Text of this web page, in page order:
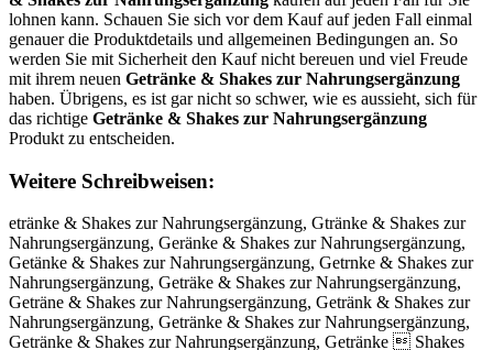
lohnen kann. Schauen Sie sich vor dem Kauf auf jeden Fall einmal
genauer die Produktdetails und allgemeinen Bedingungen an. So
werden Sie mit Sicherheit den Kauf nicht bereuen und viel Freude
mit ihrem neuen Getränke & Shakes zur Nahrungsergänzung
haben. Übrigens, es ist gar nicht so schwer, wie es aussieht, sich für
das richtige Getränke & Shakes zur Nahrungsergänzung
Produkt zu entscheiden.
Weitere Schreibweisen:
etränke & Shakes zur Nahrungsergänzung, Gtränke & Shakes zur Nahrungsergänzung, Geränke & Shakes zur Nahrungsergänzung, Getänke & Shakes zur Nahrungsergänzung, Getrnke & Shakes zur Nahrungsergänzung, Geträke & Shakes zur Nahrungsergänzung, Geträne & Shakes zur Nahrungsergänzung, Getränk & Shakes zur Nahrungsergänzung, Getränke & Shakes zur Nahrungsergänzung, Getränke & Shakes zur Nahrungsergänzung, Getränke  Shakes zur Nahrungsergänzung, Getränke  Shakes zur Nahrungsergänzung, Getränke & hakes zur Nahrungsergänzung, Getränke & Sakes zur Nahrungsergänzung, Getränke & Shkes zur Nahrungsergänzung, Getränke & Shaes zur Nahrungsergänzung, Getränke & Shaks zur Nahrungsergänzung, Getränke & Shake zur Nahrungsergänzung, Getränke & Shakes ur Nahrungsergänzung, Getränke & Shakes zr Nahrungsergänzung, Getränke & Shakes zu Nahrungsergänzung, Getränke & Shakes zur ahrungsergänzung, Getränke & Shakes zur Nhrungsergänzung, Getränke & Shakes zur Narungsergänzung, Getränke & Shakes zur Nahungsergänzung, Getränke & Shakes zur Nahrngsergänzung, Getränke & Shakes zur Nahrugsergänzung, Getränke & Shakes zur Nahrunsergänzung, Getränke & Shakes zur Nahrungergänzung, Getränke & Shakes zur Nahrungsrgänzung, Getränke & Shakes zur Nahrungsegänzung, Getränke & Shakes zur Nahrungseränzung, Getränke & Shakes zur Nahrungsergnzung, Getränke & Shakes zur Nahrungsergäzung, Getränke & Shakes zur Nahrungsergänung, Getränke & Shakes zur Nahrungsergänzng, Getränke & Shakes zur Nahrungsergänzug, Getränke & Shakes zur Nahrungsergänzun, GGetränke & Shakes zur Nahrungsergänzung, Geetränke & Shakes zur Nahrungsergänzung, Gettränke & Shakes zur Nahrungsergänzung, Getrränke & Shakes zur Nahrungsergänzung, Geträänke & Shakes zur Nahrungsergänzung, Getrännke & Shakes zur Nahrungsergänzung, Getränkke & Shakes zur Nahrungsergänzung, Getränkee & Shakes zur Nahrungsergänzung, Getränke & Shakes zur Nahrungsergänzung, Getränke Œ Shakes zur Nahrungsergänzung, Getränke Ƅ Shakes zur Nahrungsergänzung, Getränke & SShakes zur Nahrungsergänzung, Getränke & Shhakes zur Nahrungsergänzung, Getränke & Shaakes zur Nahrungsergänzung, Getränke & Shakkes zur Nahrungsergänzung, Getränke & Shakees zur Nahrungsergänzung, Getränke & Shakess zur Nahrungsergänzung, Getränke & Shakes zzur Nahrungsergänzung, Getränke & Shakes zuur Nahrungsergänzung, Getränke & Shakes zurr Nahrungsergänzung, Getränke & Shakes zur NNahrungsergänzung, Getränke & Shakes zur Naahrungsergänzung, Getränke & Shakes zur Nahhrungsergänzung, Getränke & Shakes zur Nahrrungsergänzung, Getränke & Shakes zur Nahruungsergänzung, Getränke & Shakes zur Nahrunngsergänzung, Getränke & Shakes zur Nahrunggsergänzung, Getränke & Shakes zur Nahrungssergänzung, Getränke & Shakes zur Nahrungseergänzung, Getränke & Shakes zur Nahrungserrgänzung, Getränke & Shakes zur Nahrungserggänzung, Getränke & Shakes zur Nahrungsergäänzung, Getränke & Shakes zur Nahrungsergännzung, Getränke & Shakes zur Nahrungsergänzzung, Getränke & Shakes zur Nahrungsergänzuung, Getränke & Shakes zur Nahrungsergänzunng, Getränke & Shakes zur Nahrungsergänzungg, eGtränke & Shakes zur Nahrungsergänzung, Gteränke & Shakes zur Nahrungsergänzung, Gertänke & Shakes zur Nahrungsergänzung, Getärnke & Shakes zur Nahrungsergänzung, Getrnäke & Shakes zur Nahrungsergänzung, Geträkne & Shakes zur Nahrungsergänzung, Getränek & Shakes zur Nahrungsergänzung, Getränk e& Shakes zur Nahrungsergänzung, Getränke&# 038; Shakes zur Nahrungsergänzung, Getränke Ĵ Shakes zur Nahrungsergänzung, Getränke S Shakes zur Nahrungsergänzung, Getränke 8 Shakes zur Nahrungsergänzung, Getränke &S hakes zur Nahrungsergänzung, Getränke & hSakes zur Nahrungsergänzung, Getränke & Sahkes zur Nahrungsergänzung, Getränke & Shkaes zur Nahrungsergänzung, Getränke & Shaeks zur Nahrungsergänzung, Getränke & Shakse zur Nahrungsergänzung, Getränke & Shake szur Nahrungsergänzung, Getränke & Shakesz ur Nahrungsergänzung, Getränke & Shakes uzr Nahrungsergänzung, Getränke & Shakes zru Nahrungsergänzung, Getränke & Shakes zu rNahrungsergänzung, Getränke & Shakes zurN ahrungsergänzung, Getränke & Shakes zur aNhrungsergänzung, Getränke & Shakes zur Nharungsergänzung, Getränke & Shakes zur Narhungsergänzung, Getränke & Shakes zur Nahurngsergänzung, Getränke & Shakes zur Nahrnugsergänzung, Getränke & Shakes zur Nahrugnsergänzung, Getränke & Shakes zur Nahrunsgergänzung, Getränke & Shakes zur Nahrungesrgänzung, Getränke & Shakes zur Nahrungsregänzung, Getränke & Shakes zur Nahrungsegränzung, Getränke & Shakes zur Nahrungserägnzung, Getränke & Shakes zur Nahrungsergnäzung, Getränke & Shakes zur Nahrungsergäznung, Getränke & Shakes zur Nahrungsergänuzng, Getränke & Shakes zur Nahrungsergänznug, Getränke & Shakes zur Nahrungsergänzugn, Getränke& Shakes zur Nahrungsergänzung, Getränke &Shakes zur Nahrungsergänzung, Getränke & Shakeszur Nahrungsergänzung, Getränke & Shakes zurNahrungsergänzung, Retränke & Shakes zur Nahrungsergänzung, Fetränke & Shakes zur Nahrungsergänzung, Vetränke & Shakes zur Nahrungsergänzung, Tetränke & Shakes zur Nahrungsergänzung, Betränke & Shakes zur Nahrungsergänzung, Yetränke & Shakes zur Nahrungsergänzung, Hetränke & Shakes zur Nahrungsergänzung, Netränke & Shakes zur Nahrungsergänzung, Gwtränke & Shakes zur Nahrungsergänzung, Gstränke & Shakes zur Nahrungsergänzung, Gdtränke & Shakes zur Nahrungsergänzung, Gftränke & Shakes zur Nahrungsergänzung, Grtränke & Shakes zur Nahrungsergänzung, G3tränke & Shakes zur Nahrungsergänzung, G4tränke & Shakes zur Nahrungsergänzung, Gerränke & Shakes zur Nahrungsergänzung, Gefränke & Shakes zur Nahrungsergänzung, Gegränke & Shakes zur Nahrungsergänzung, Gehränke & Shakes zur Nahrungsergänzung, Geyränke & Shakes zur Nahrungsergänzung, Ge5ränke & Shakes zur Nahrungsergänzung, Ge6ränke & Shakes zur Nahrungsergänzung, Geteänke & Shakes zur Nahrungsergänzung, Getdänke & Shakes zur Nahrungsergänzung, Getfänke & Shakes zur Nahrungsergänzung, Getgänke & Shakes zur Nahrungsergänzung, Gettänke & Shakes zur Nahrungsergänzung, Get4änke & Shakes zur Nahrungsergänzung, Get5änke & Shakes zur Nahrungsergänzung, Getrönke & Shakes zur Nahrungsergänzung, Getrpnke & Shakes zur Nahrungsergänzung, Getrünke & Shakes zur Nahrungsergänzung, Geträ ke & Shakes zur Nahrungsergänzung, Geträbke & Shakes zur Nahrungsergänzung, Geträgke & Shakes zur Nahrungsergänzung, Geträhke & Shakes zur Nahrungsergänzung, Geträjke & Shakes zur Nahrungsergänzung, Geträmke & Shakes zur Nahrungsergänzung, Getränue & Shakes zur Nahrungsergänzung, Getränje & Shakes zur Nahrungsergänzung, Getränme & Shakes zur Nahrungsergänzung, Getränle & Shakes zur Nahrungsergänzung, Getränoe & Shakes zur Nahrungsergänzung, Getränkw & Shakes zur Nahrungsergänzung, Getränks & Shakes zur Nahrungsergänzung, Getränkd & Shakes zur Nahrungsergänzung, Getränkf & Shakes zur Nahrungsergänzung, Getränkr & Shakes zur Nahrungsergänzung, Getränk3 & Shakes zur Nahrungsergänzung, Getränk4 & Shakes zur Nahrungsergänzung, Getränke &#o38; Shakes zur Nahrungsergänzung, Getränke &#p38; Shakes zur Nahrungsergänzung, Getränke �w8; Shakes zur Nahrungsergänzung, Getränke �e8; Shakes zur Nahrungsergänzung, Getränke �r8; Shakes zur Nahrungsergänzung, Getränke u; Shakes zur Nahrungsergänzung, Getränke i; Shakes zur Nahrungsergänzung, Getränke o; Shakes zur Nahrungsergänzung, Getränke & Qhakes zur Nahrungsergänzung, Getränke & Whakes zur Nahrungsergänzung, Getränke & Ehakes zur Nahrungsergänzung, Getränke & Zhakes zur Nahrungsergänzung, Getränke & Xhakes zur Nahrungsergänzung, Getränke & Chakes zur Nahrungsergänzung, Getränke & Sbakes zur Nahrungsergänzung, Getränke & Sgakes zur Nahrungsergänzung, Getränke & Stakes zur Nahrungsergänzung, Getränke & Syakes zur Nahrungsergänzung, Getränke & Suakes zur Nahrungsergänzung, Getränke & Sjakes zur Nahrungsergänzung, Getränke & Smakes zur Nahrungsergänzung, Getränke & Snakes zur Nahrungsergänzung, Getränke & Shqkes zur Nahrungsergänzung, Getränke & Shwkes zur Nahrungsergänzung, Getränke & Shzkes zur Nahrungsergänzung, Getränke & Shxkes zur Nahrungsergänzung, Getränke & Shaues zur Nahrungsergänzung, Getränke & Shajes zur Nahrungsergänzung, Getränke & Shames zur Nahrungsergänzung, Getränke & Shales zur Nahrungsergänzung, Getränke & Shaoes zur Nahrungsergänzung, Getränke & Shakws zur Nahrungsergänzung, Getränke & Shakss zur Nahrungsergänzung, Getränke & Shakds zur Nahrungsergänzung, Getränke & Shakfs zur Nahrungsergänzung, Getränke & Shakrs zur Nahrungsergänzung, Getränke & Shak3s zur Nahrungsergänzung, Getränke & Shak4s zur Nahrungsergänzung, Getränke & Shakeq zur Nahrungsergänzung, Getränke & Shakew zur Nahrungsergänzung, Getränke & Shakee zur Nahrungsergänzung, Getränke & Shakez zur Nahrungsergänzung, Getränke & Shakex zur Nahrungsergänzung, Getränke & Shakec zur Nahrungsergänzung, Getränke & Shakes xur Nahrungsergänzung, Getränke & Shakes sur Nahrungsergänzung, Getränke & Shakes aur Nahrungsergänzung, Getränke & Shakes zyr Nahrungsergänzung, Getränke & Shakes zhr Nahrungsergänzung, Getränke & Shakes zjr Nahrungsergänzung, Getränke & Shakes zkr Nahrungsergänzung, Getränke & Shakes zir Nahrungsergänzung, Getränke & Shakes z7r Nahrungsergänzung, Getränke & Shakes z8r Nahrungsergänzung, Getränke & Shakes zue Nahrungsergänzung, Getränke & Shakes zud Nahrungsergänzung, Getränke & Shakes zuf Nahrungsergänzung, Getränke & Shakes zug Nahrungsergänzung, Getränke & Shakes zut Nahrungsergänzung, Getränke & Shakes zu4 Nahrungsergänzung, Getränke & Shakes zu5 Nahrungsergänzung, Getränke & Shakes zur ahrungsergänzung, Getränke & Shakes zur Bahrungsergänzung, Getränke & Shakes zur Gahrungsergänzung, Getränke & Shakes zur Hahrungsergänzung, Getränke & Shakes zur Jahrungsergänzung, Getränke & Shakes zur Mahrungsergänzung, Getränke & Shakes zur Nqhrungsergänzung, Getränke & Shakes zur Nwhrungsergänzung, Getränke & Shakes zur Nzhrungsergänzung, Getränke & Shakes zur Nxhrungsergänzung, Getränke & Shakes zur Nabrungsergänzung, Getränke & Shakes zur Nagrungsergänzung, Getränke & Shakes zur Natrungsergänzung, Getränke